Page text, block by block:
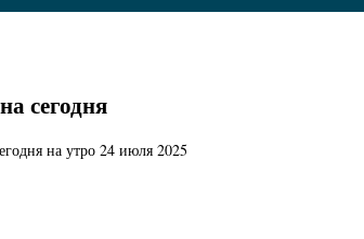
сегодня
на утро 24 июля 2025